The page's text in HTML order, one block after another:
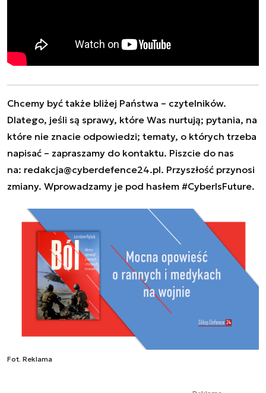
Chcemy być także bliżej Państwa – czytelników.
Dlatego, jeśli są sprawy, które Was nurtują; pytania, na
które nie znacie odpowiedzi; tematy, o których trzeba
napisać – zapraszamy do kontaktu. Piszcie do nas
na: redakcja@cyberdefence24.pl. Przyszłość przynosi
zmiany. Wprowadzamy je pod hasłem #CyberIsFuture.
Fot. Reklama